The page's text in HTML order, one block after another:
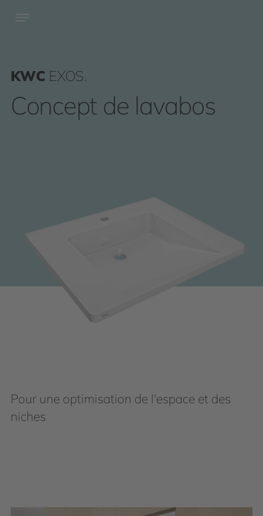
KWC EXOS.
Concept de lavabos
Pour une optimisation de l'espace et des
niches